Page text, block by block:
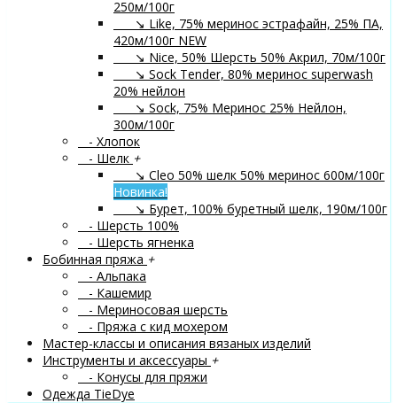
250м/100г
↘ Like, 75% меринос эстрафайн, 25% ПА,
420м/100г NEW
↘ Nice, 50% Шерсть 50% Акрил, 70м/100г
↘ Sock Tender, 80% меринос superwash
20% нейлон
↘ Sock, 75% Меринос 25% Нейлон,
300м/100г
- Хлопок
- Шелк +
↘ Cleo 50% шелк 50% меринос 600м/100г
Новинка!
↘ Бурет, 100% буретный шелк, 190м/100г
- Шерсть 100%
- Шерсть ягненка
Бобинная пряжа +
- Альпака
- Кашемир
- Мериносовая шерсть
- Пряжа с кид мохером
Мастер-классы и описания вязаных изделий
Инструменты и аксессуары +
- Конусы для пряжи
Одежда TieDye